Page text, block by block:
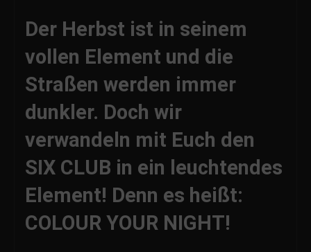
Der Herbst ist in seinem
vollen Element und die
Straßen werden immer
dunkler. Doch wir
verwandeln mit Euch den
SIX CLUB in ein leuchtendes
Element! Denn es heißt:
COLOUR YOUR NIGHT!